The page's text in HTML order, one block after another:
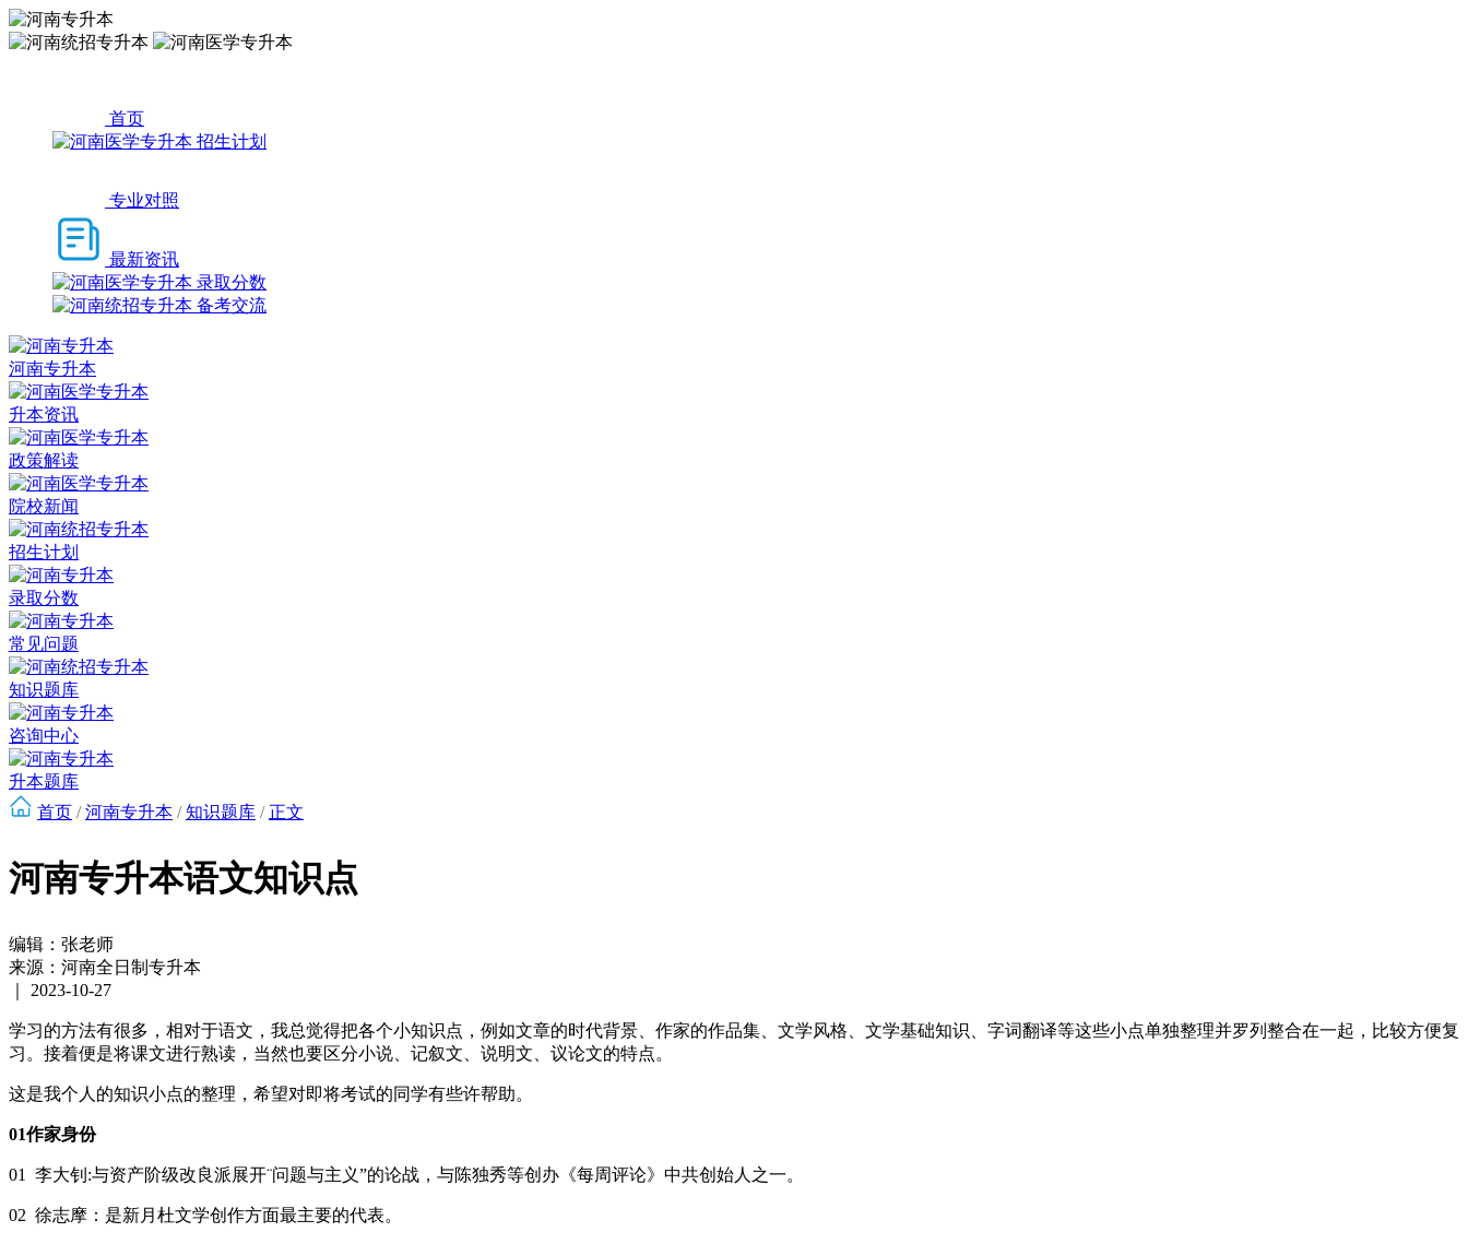
首页
招生计划
专业对照
最新资讯
录取分数
备考交流
河南专升本
升本资讯
政策解读
院校新闻
招生计划
录取分数
常见问题
知识题库
咨询中心
升本题库
首页 / 河南专升本 / 知识题库 / 正文
河南专升本语文知识点
编辑：张老师
来源：河南全日制专升本
2023-10-27
学习的方法有很多，相对于语文，我总觉得把各个小知识点，例如文章的时代背景、作家的作品集、文学风格、文学基础知识、字词翻译等这些小点单独整理并罗列整合在一起，比较方便复
习。接着便是将课文进行熟读，当然也要区分小说、记叙文、说明文、议论文的特点。
这是我个人的知识小点的整理，希望对即将考试的同学有些许帮助。
01作家身份
01 李大钊:与资产阶级改良派展开¨问题与主义”的论战，与陈独秀等创办《每周评论》中共创始人之一。
02 徐志摩：是新月杜文学创作方面最主要的代表。